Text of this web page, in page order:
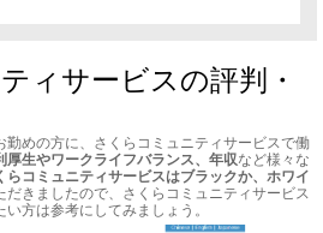
ィサービスの評判・
勤めの方に、さくらコミュニティサービスで働
厚生やワークライフバランス、年収など様々な
らコミュニティサービスはブラックか、ホワイ
だきましたので、さくらコミュニティサービス
方は参考にしてみましょう。